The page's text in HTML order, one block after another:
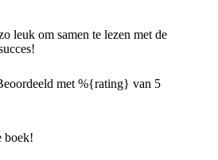
leuk om samen te lezen met de
met %{rating} van 5
boek!